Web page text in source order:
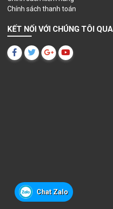
Chính sách thanh toán
KẾT NỐI VỚI CHÚNG TÔI QUA
Chat Zalo